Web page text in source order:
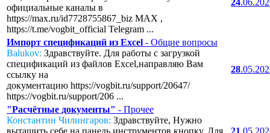
официальные каналы в
https://max.ru/id7728755867_biz MAX ,
https://t.me/vogbit_official Telegram ...
24
Импорт спецификаций из Excel - Общие вопросы
Balukov: Здравствуйте. Для работы с загрузкой
спецификаций из файлов Excel,направляю Вам
ссылку на
документацию https://vogbit.ru/support/20647/
https://vogbit.ru/support/206 ...
28
"Расчётные документы" - Прочее
Константин Чилингаров: Здравствуйте, Нужно
вытащить себе на панель инструментов кнопку. Для
21